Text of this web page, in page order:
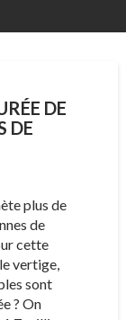
DE
DE
plus de
de
cette
vertige,
sont
? On